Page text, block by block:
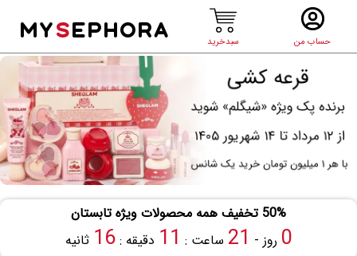
حساب من سبدخرید
MYSEPHORA
50% تخفیف همه محصولات ویژه تابستان
0 روز - 21 ساعت : 11 دقیقه :16 ثانیه